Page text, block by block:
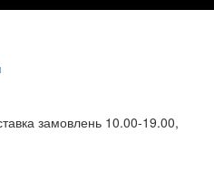
замовлень 10.00-19.00,